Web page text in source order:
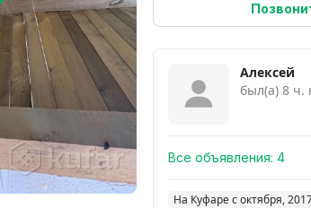
Алексей
был(а) 8 ч.
Все объявления: 4
На Куфаре с октября,